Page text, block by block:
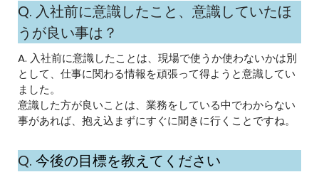
Q. 入社前に意識したこと、意識していたほ
うが良い事は？
A. 入社前に意識したことは、現場で使うか使わないかは別
として、仕事に関わる情報を頑張って得ようと意識してい
ました。
意識した方が良いことは、業務をしている中でわからない
事があれば、抱え込まずにすぐに聞きに行くことですね。
Q. 今後の目標を教えてください